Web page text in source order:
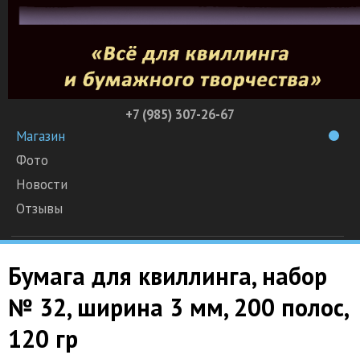
+7 (985) 307-26-67
Магазин
Фото
Новости
Отзывы
Бумага для квиллинга, набор
№ 32, ширина 3 мм, 200 полос,
120 гр